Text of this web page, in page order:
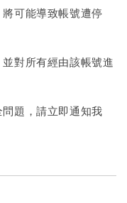
可能導致帳號遭停
對所有經由該帳號進
題，請立即通知我